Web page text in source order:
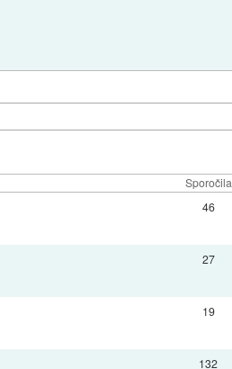
Sporočila
46
27
19
132